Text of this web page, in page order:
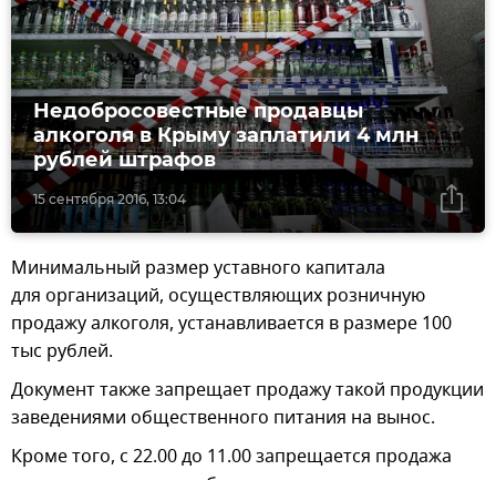
15 сентября 2016, 13:04
Недобросовестные продавцы
алкоголя в Крыму заплатили 4 млн
рублей штрафов
Минимальный размер уставного капитала
для организаций, осуществляющих розничную
продажу алкоголя, устанавливается в размере 100
тыс рублей.
Документ также запрещает продажу такой продукции
заведениями общественного питания на вынос.
Кроме того, с 22.00 до 11.00 запрещается продажа